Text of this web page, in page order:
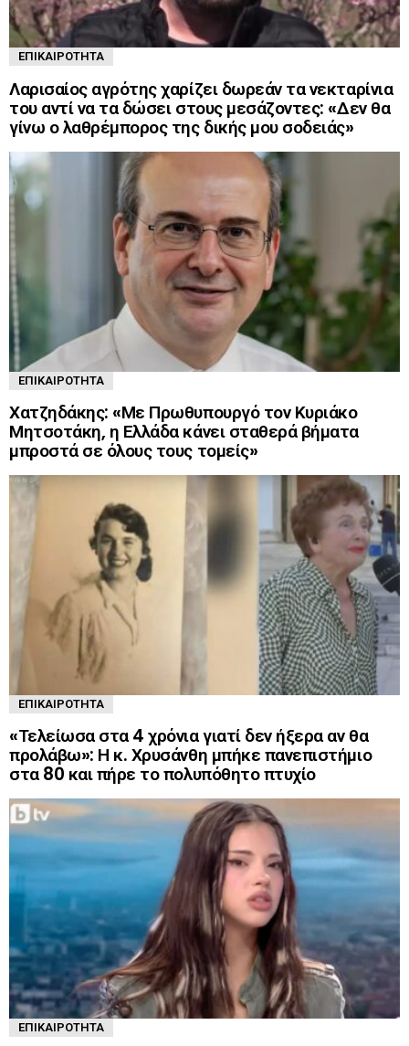
ΕΠΙΚΑΙΡΌΤΗΤΑ
Λαρισαίος αγρότης χαρίζει δωρεάν τα νεκταρίνια
του αντί να τα δώσει στους μεσάζοντες: «Δεν θα
γίνω ο λαθρέμπορος της δικής μου σοδειάς»
ΕΠΙΚΑΙΡΌΤΗΤΑ
Χατζηδάκης: «Με Πρωθυπουργό τον Κυριάκο
Μητσοτάκη, η Ελλάδα κάνει σταθερά βήματα
μπροστά σε όλους τους τομείς»
ΕΠΙΚΑΙΡΌΤΗΤΑ
«Τελείωσα στα 4 χρόνια γιατί δεν ήξερα αν θα
προλάβω»: Η κ. Χρυσάνθη μπήκε πανεπιστήμιο
στα 80 και πήρε το πολυπόθητο πτυχίο
ΕΠΙΚΑΙΡΌΤΗΤΑ